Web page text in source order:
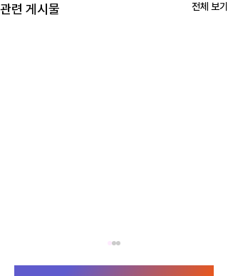
관련 게시물 전체 보기